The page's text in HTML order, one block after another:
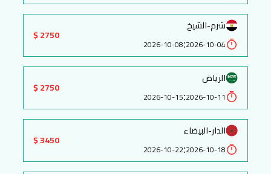
شرم-الشيخ
2026-10-04
:
2026-10-08
2750 $
الرياض
2026-10-11
:
2026-10-15
2750 $
الدار-البيضاء
2026-10-18
:
2026-10-22
3450 $